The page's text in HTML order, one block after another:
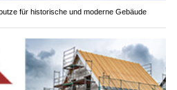
für historische und moderne Gebäude